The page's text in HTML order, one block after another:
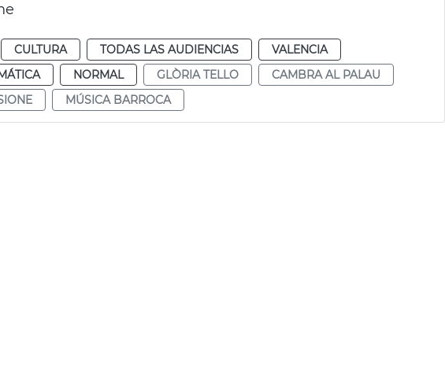
CULTURA TODAS LAS AUDIENCIAS
VALENCIA
NORMAL GLÒRIA TELLO
CAMBRA AL PALAU
MÚSICA BARROCA